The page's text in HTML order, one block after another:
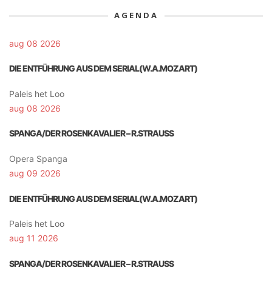
AGENDA
aug 08 2026
DIE ENTFÜHRUNG AUS DEM SERIAL(W.A.MOZART)
Paleis het Loo
aug 08 2026
SPANGA/DER ROSENKAVALIER – R.STRAUSS
Opera Spanga
aug 09 2026
DIE ENTFÜHRUNG AUS DEM SERIAL(W.A.MOZART)
Paleis het Loo
aug 11 2026
SPANGA/DER ROSENKAVALIER – R.STRAUSS